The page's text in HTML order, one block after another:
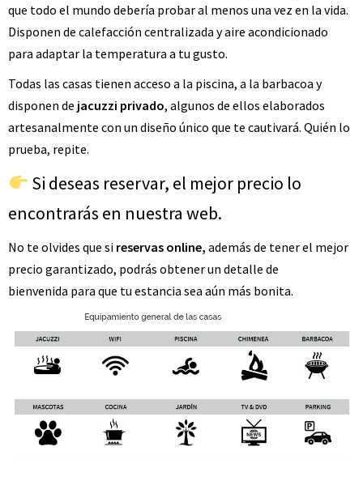
que todo el mundo debería probar al menos una vez en la vida.
Disponen de calefacción centralizada y aire acondicionado
para adaptar la temperatura a tu gusto.
Todas las casas tienen acceso a la piscina, a la barbacoa y
disponen de jacuzzi privado, algunos de ellos elaborados
artesanalmente con un diseño único que te cautivará. Quién lo
prueba, repite.
Si deseas reservar, el mejor precio lo
encontrarás en nuestra web.
No te olvides que si reservas online, además de tener el mejor
precio garantizado, podrás obtener un detalle de
bienvenida para que tu estancia sea aún más bonita.